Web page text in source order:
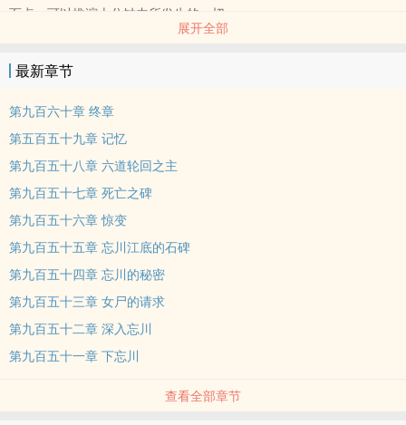
百点，可以推演十分钟内所发生的一切……
展开全部
最新章节
第九百六十章 终章
第五百五十九章 记忆
第九百五十八章 六道轮回之主
第九百五十七章 死亡之碑
第九百五十六章 惊变
第九百五十五章 忘川江底的石碑
第九百五十四章 忘川的秘密
第九百五十三章 女尸的请求
第九百五十二章 深入忘川
第九百五十一章 下忘川
查看全部章节